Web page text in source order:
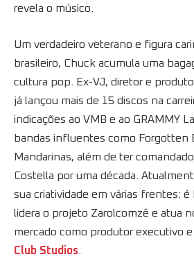
revela o músico.
Um verdadeiro veterano e figura
brasileiro, Chuck acumula uma
cultura pop. Ex-VJ, diretor e
já lançou mais de 15 discos na
indicações ao VMB e ao GRAMMY
bandas influentes como Forgotten
Mandarinas, além de ter
Costella por uma década.
sua criatividade em várias frentes: é
lidera o projeto Zarolcomzê e atua
mercado como produtor executivo
Club Studios